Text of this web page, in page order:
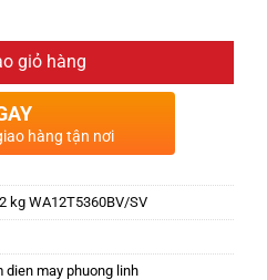
giỏ hàng
hàng tận nơi
kg WA12T5360BV/SV
dien may phuong linh